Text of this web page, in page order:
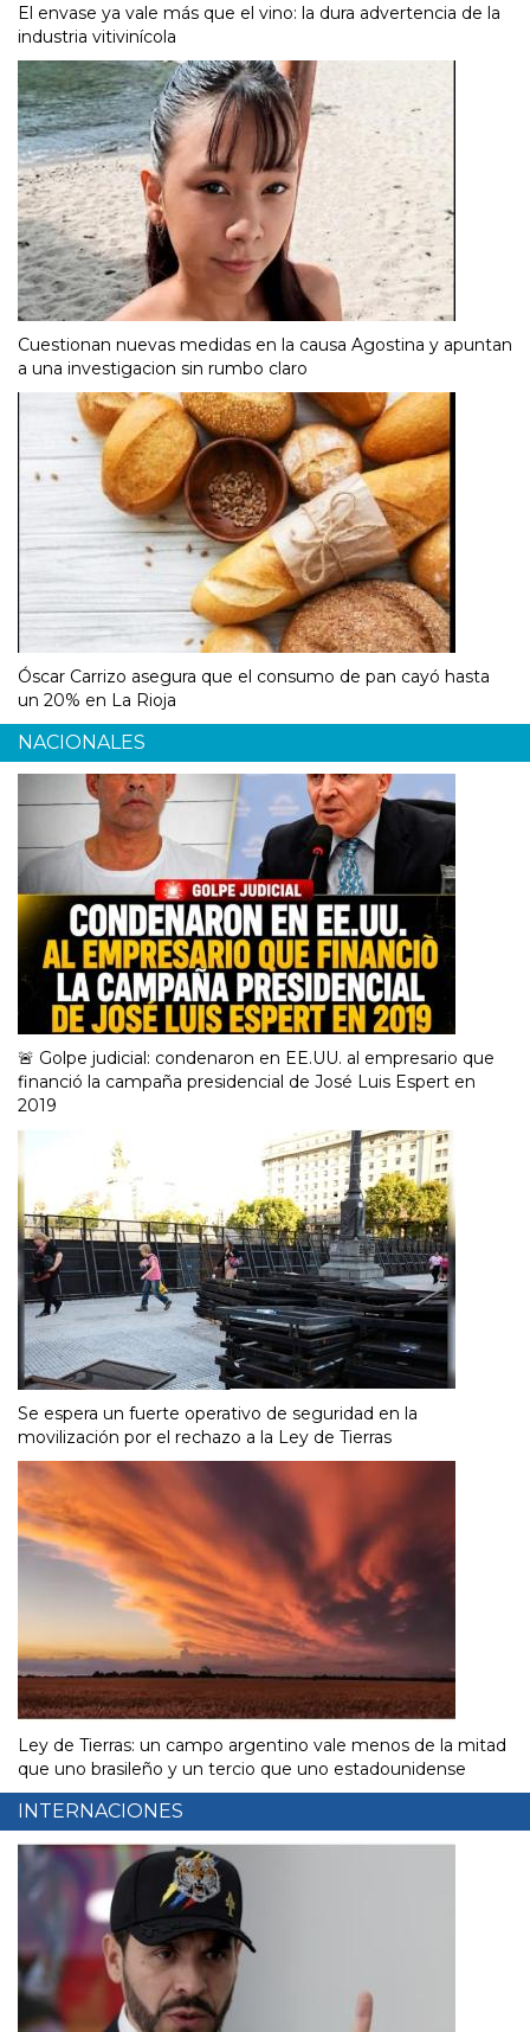
El envase ya vale más que el vino: la dura advertencia de la
industria vitivinícola
Cuestionan nuevas medidas en la causa Agostina y apuntan
a una investigacion sin rumbo claro
Óscar Carrizo asegura que el consumo de pan cayó hasta
un 20% en La Rioja
NACIONALES
🚨 Golpe judicial: condenaron en EE.UU. al empresario que
financió la campaña presidencial de José Luis Espert en
2019
Se espera un fuerte operativo de seguridad en la
movilización por el rechazo a la Ley de Tierras
Ley de Tierras: un campo argentino vale menos de la mitad
que uno brasileño y un tercio que uno estadounidense
INTERNACIONES